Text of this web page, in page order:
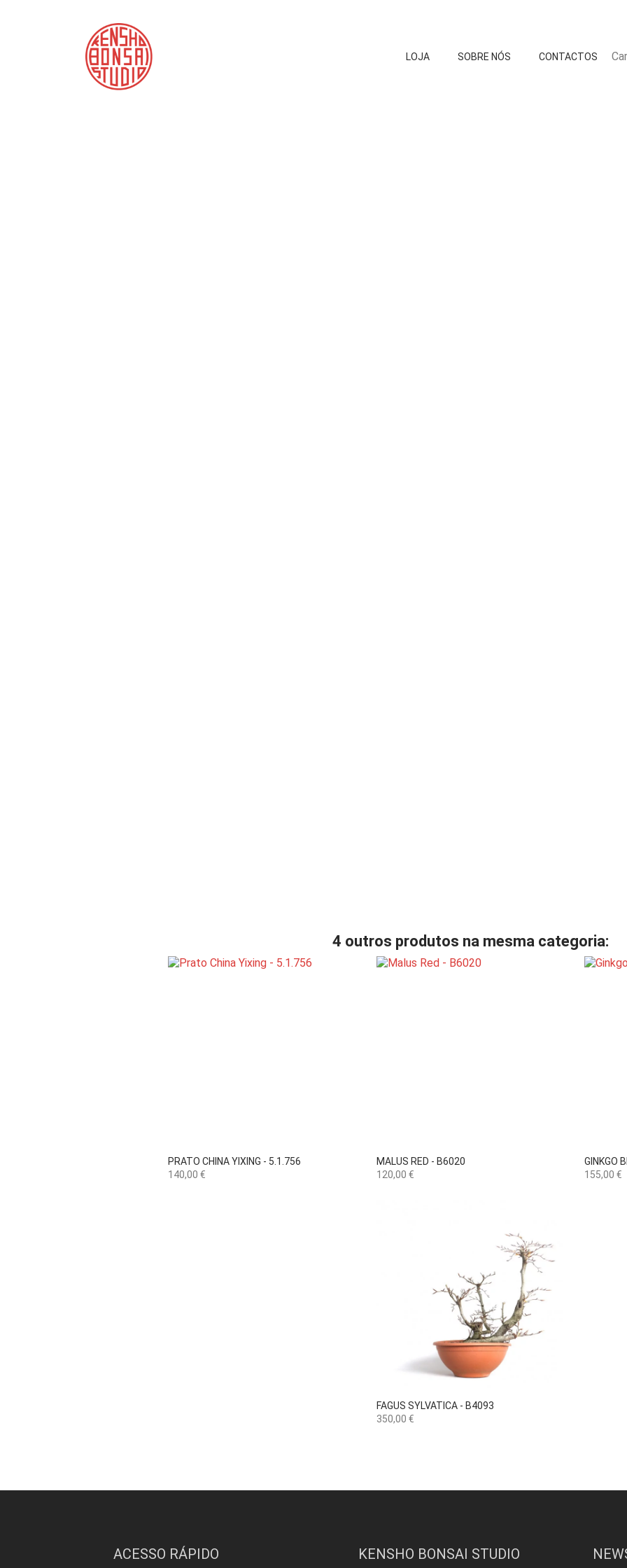
LOJA SOBRE NÓS CONTACTOS
4 outros produtos na mesma categoria:
PRATO CHINA YIXING - 5.1.756
Preço
140,00 €
 Vista rápida
MALUS RED - B6020
Preço
120,00 €
 Vista rápida
GINKGO
Preço
155,00 €
FAGUS SYLVATICA - B4093
Preço
350,00 €
 Vista rápida
ACESSO RÁPIDO KENSHO BONSAI STUDIO